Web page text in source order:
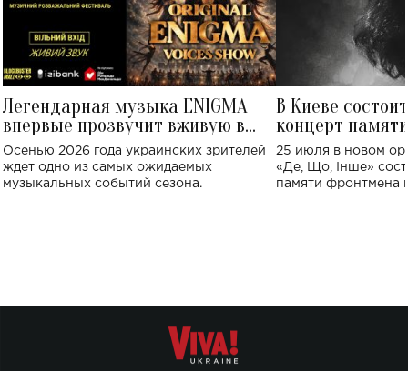
Легендарная музыка ENIGMA
впервые прозвучит вживую в
Украине: где состоится концерт
Осенью 2026 года украинских зрителей
ждет одно из самых ожидаемых
музыкальных событий сезона.
В Киеве
концерт
Клименко:
исполнят песни
25 июля в новом
«Де, Що, Інше»
памяти фронтмена